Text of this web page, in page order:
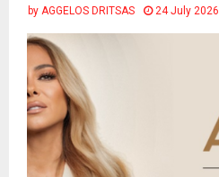
by AGGELOS DRITSAS 24 July 2026